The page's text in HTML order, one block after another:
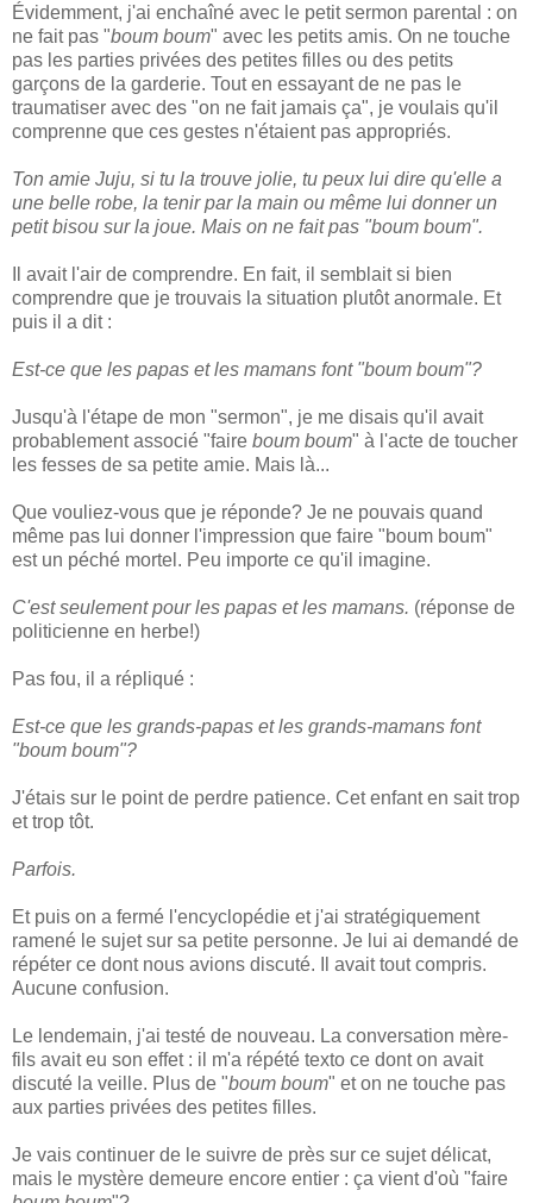
Évidemment, j'ai enchaîné avec le petit sermon parental : on
ne fait pas "boum boum" avec les petits amis. On ne touche
pas les parties privées des petites filles ou des petits
garçons de la garderie. Tout en essayant de ne pas le
traumatiser avec des "on ne fait jamais ça", je voulais qu'il
comprenne que ces gestes n'étaient pas appropriés.
Ton amie Juju, si tu la trouve jolie, tu peux lui dire qu'elle a
une belle robe, la tenir par la main ou même lui donner un
petit bisou sur la joue. Mais on ne fait pas "boum boum".
Il avait l'air de comprendre. En fait, il semblait si bien
comprendre que je trouvais la situation plutôt anormale. Et
puis il a dit :
Est-ce que les papas et les mamans font "boum boum"?
Jusqu'à l'étape de mon "sermon", je me disais qu'il avait
probablement associé "faire boum boum" à l'acte de toucher
les fesses de sa petite amie. Mais là...
Que vouliez-vous que je réponde? Je ne pouvais quand
même pas lui donner l'impression que faire "boum boum"
est un péché mortel. Peu importe ce qu'il imagine.
C'est seulement pour les papas et les mamans. (réponse de
politicienne en herbe!)
Pas fou, il a répliqué :
Est-ce que les grands-papas et les grands-mamans font
"boum boum"?
J'étais sur le point de perdre patience. Cet enfant en sait trop
et trop tôt.
Parfois.
Et puis on a fermé l'encyclopédie et j'ai stratégiquement
ramené le sujet sur sa petite personne. Je lui ai demandé de
répéter ce dont nous avions discuté. Il avait tout compris.
Aucune confusion.
Le lendemain, j'ai testé de nouveau. La conversation mère-
fils avait eu son effet : il m'a répété texto ce dont on avait
discuté la veille. Plus de "boum boum" et on ne touche pas
aux parties privées des petites filles.
Je vais continuer de le suivre de près sur ce sujet délicat,
mais le mystère demeure encore entier : ça vient d'où "faire